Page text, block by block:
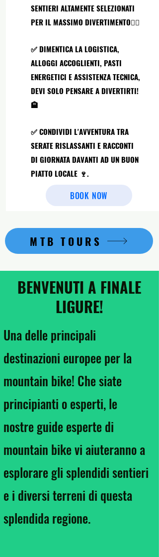
SENTIERI ALTAMENTE SELEZIONATI
PER IL MASSIMO DIVERTIMENTO🚵‍♂️
✅ DIMENTICA LA LOGISTICA,
ALLOGGI ACCOGLIENTI, PASTI
ENERGETICI E ASSISTENZA TECNICA,
DEVI SOLO PENSARE A DIVERTIRTI!
🏨
✅ CONDIVIDI L'AVVENTURA TRA
SERATE RISLASSANTI E RACCONTI
DI GIORNATA DAVANTI AD UN BUON
PIATTO LOCALE 🍷.
BOOK NOW
MTB TOURS
BENVENUTI A FINALE
LIGURE!
Una delle principali
destinazioni europee per la
mountain bike! Che siate
principianti o esperti, le
nostre guide esperte di
mountain bike vi aiuteranno a
esplorare gli splendidi sentieri
e i diversi terreni di questa
splendida regione.